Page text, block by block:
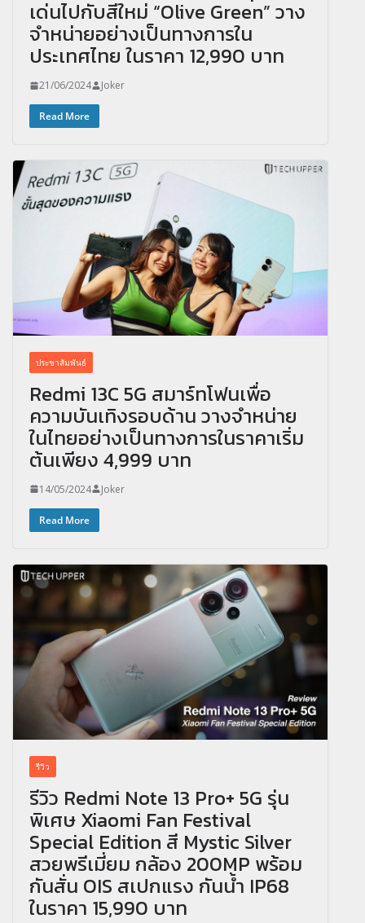
เด่นไปกับสีใหม่ “Olive Green” วาง
จำหน่ายอย่างเป็นทางการใน
ประเทศไทย ในราคา 12,990 บาท
21/06/2024 Joker
Read More
ประชาสัมพันธ์
Redmi 13C 5G สมาร์ทโฟนเพื่อ
ความบันเทิงรอบด้าน วางจำหน่าย
ในไทยอย่างเป็นทางการในราคาเริ่ม
ต้นเพียง 4,999 บาท
14/05/2024 Joker
Read More
รีวิว
รีวิว Redmi Note 13 Pro+ 5G รุ่น
พิเศษ Xiaomi Fan Festival
Special Edition สี Mystic Silver
สวยพรีเมี่ยม กล้อง 200MP พร้อม
กันสั่น OIS สเปกแรง กันน้ำ IP68
ในราคา 15,990 บาท